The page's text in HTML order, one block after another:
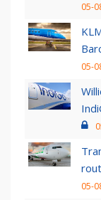
05-
05-
05-